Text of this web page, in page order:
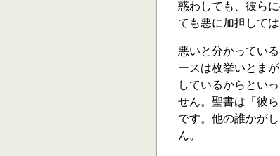
惑わしても、彼ら
ても悪に加担して
悪いと分かってい
ースは枚挙いとま
しているからとい
せん。聖書は「彼
です。他の誰かが
ん。